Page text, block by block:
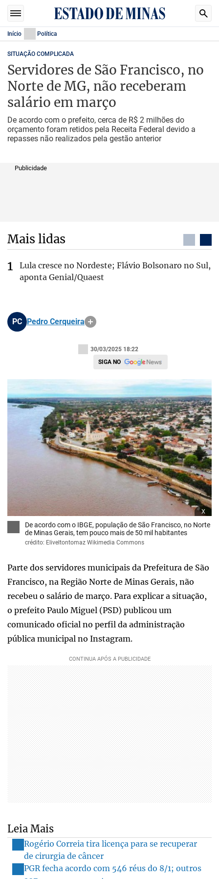
Início Política
SITUAÇÃO COMPLICADA
Servidores de São Francisco, no
Norte de MG, não receberam
salário em março
De acordo com o prefeito, cerca de R$ 2 milhões do
orçamento foram retidos pela Receita Federal devido a
repasses não realizados pela gestão anterior
Publicidade
Mais lidas
Lula cresce no Nordeste; Flávio Bolsonaro no Sul,
aponta Genial/Quaest
PC Pedro Cerqueira
30/03/2025 18:22
SIGA NO
x
De acordo com o IBGE, população de São Francisco, no Norte
de Minas Gerais, tem pouco mais de 50 mil habitantes
crédito: Eliveltontomaz Wikimedia Commons
Parte dos servidores municipais da Prefeitura de São
Francisco, na Região Norte de Minas Gerais, não
recebeu o salário de março. Para explicar a situação,
o prefeito Paulo Miguel (PSD) publicou um
comunicado oficial no perfil da administração
pública municipal no Instagram.
Leia Mais
Rogério Correia tira licença para se recuperar
de cirurgia de câncer
PGR fecha acordo com 546 réus do 8/1; outros